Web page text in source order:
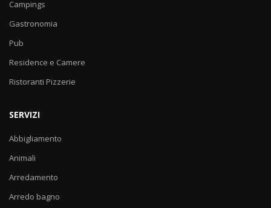
Campings
Gastronomia
Pub
Residence e Camere
Ristoranti Pizzerie
SERVIZI
Abbigliamento
Animali
Arredamento
Arredo bagno